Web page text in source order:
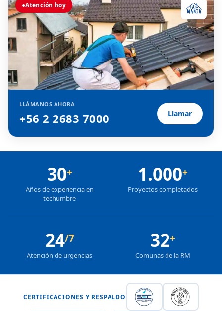
●Atención hoy
LLÁMANOS AHORA
+56 2 2683 7000 Llamar
30+
Años de experiencia en
techumbre
1.000+
Proyectos completados
24/7
Atención de urgencias
32+
Comunas de la RM
CERTIFICACIONES Y RESPALDO